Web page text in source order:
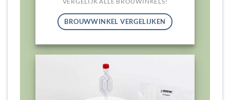
BROUWWINKEL VERGELIJKEN